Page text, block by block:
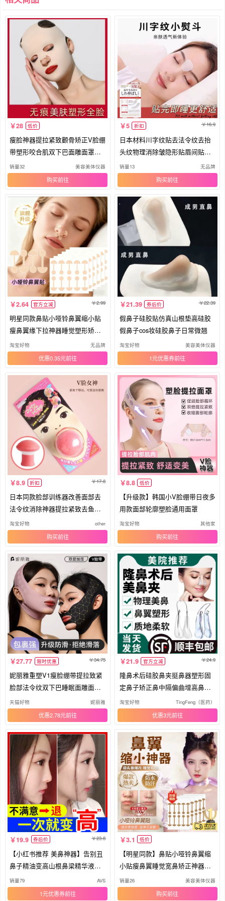
28 低价
瘦脸神器提拉紧致颧骨矫正V脸绷
带塑形咬合肌双下巴面雕面罩面
膜
销量32 美容美体仪器
购买
5 折扣 16.9
日本材料川字纹贴去法令纹去抬
头纹物理消除皱隐形贴眉间贴额
头贴
销量13 无品牌
购买
2.64 官方立减 2.99
明星同款鼻贴小哑铃鼻翼缩小贴
瘦鼻翼缘下拉神器睡觉塑形矫正
贴
淘宝好物 无品牌
优惠0.35元
21.39 券后价 22.39
假鼻子硅胶贴仿真山根垫高硅胶
假鼻子cos妆硅胶鼻子日常微翘
淘宝好物 美容美体仪器
1元优惠券
8.9 折扣 17.8
日本同款脸部训练器改善面部去
法令纹消除神器提拉紧致去鱼尾
纹
淘宝好物 other
购买
8.8 低价
【升级款】韩国小V脸绷带日夜多
用款面部轮廓塑脸通用面罩
淘宝好物 其他家
购买
27.77 限时优惠 34.75
妮丽雅重塑V1瘦脸绷带提拉致紧
脸部法令纹双下巴睡眠面雕面罩
提拉
天猫好物 妮丽雅
优惠2.78元
21.9 官方立减 24.9
隆鼻术后硅胶鼻夹挺鼻器塑形固
定鼻子矫正鼻中隔偏曲增高鼻梁
夹板
淘宝好物 TingFeng（医药）
优惠3元
19.9 券后价 23.8
【小红书推荐 美鼻神器】告别丑
鼻子精油变高山根鼻梁精华液挺
鼻
销量79 AVS
1元优惠券
3.1 低价
【明星同款】鼻贴小哑铃鼻翼缩
小贴瘦鼻翼睡觉宽鼻矫正神器正
品
销量26 美容美体仪器
购买